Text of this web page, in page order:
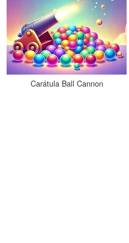
Carátula Ball Cannon